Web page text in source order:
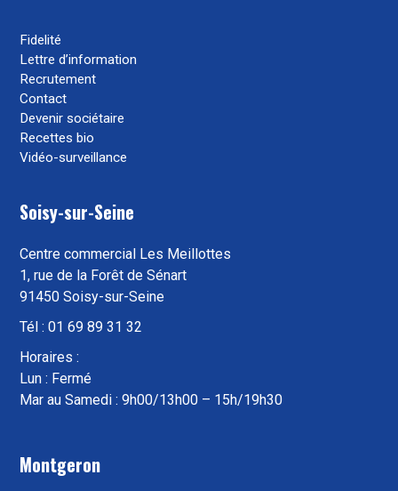
Fidelité
Lettre d’information
Recrutement
Contact
Devenir sociétaire
Recettes bio
Vidéo-surveillance
Soisy-sur-Seine
Centre commercial Les Meillottes
1, rue de la Forêt de Sénart
91450 Soisy-sur-Seine
Tél : 01 69 89 31 32
Horaires :
Lun : Fermé
Mar au Samedi : 9h00/13h00 – 15h/19h30
Montgeron